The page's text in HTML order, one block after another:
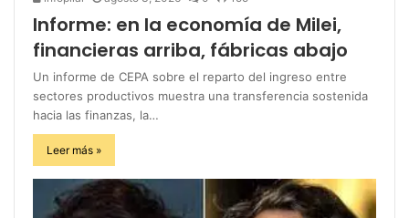
Informe: en la economía de Milei,
financieras arriba, fábricas abajo
Un informe de CEPA sobre el reparto del ingreso entre
sectores productivos muestra una transferencia sostenida
hacia las finanzas, la…
Leer más »